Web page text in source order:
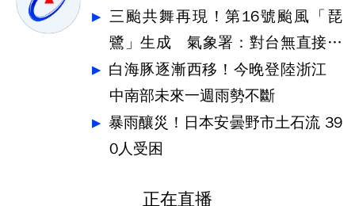
三颱共舞再現！第16號颱風「琵
鷺」生成 氣象署：對台無直接影
響
白海豚逐漸西移！今晚登陸浙江
中南部未來一週雨勢不斷
暴雨釀災！日本安曇野市土石流 39
0人受困
正在直播